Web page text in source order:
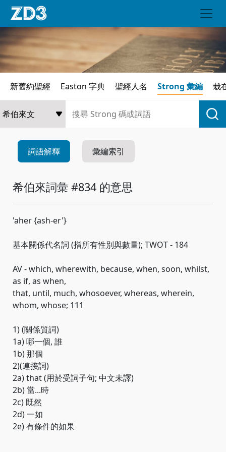
新舊約聖經 Easton 字典 聖經人名 Strong 彙編 栽
詞語解釋 彙編索引
希伯來詞彙 #834 的意思
'aher {ash-er'}
基本關係代名詞 (指所有性別與數量); TWOT - 184
AV - which, wherewith, because, when, soon, whilst,
as if, as when,
that, until, much, whosoever, whereas, wherein,
whom, whose; 111
1) (關係質詞)
1a) 哪一個, 誰
1b) 那個
2)(連接詞)
2a) that (用於受詞子句; 中文未譯)
2b) 當...時
2c) 既然
2d) 一如
2e) 有條件的如果